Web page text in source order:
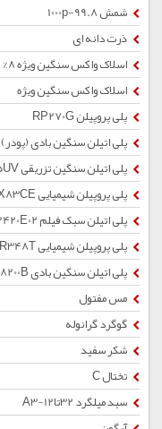
شمش 1000p-99.8
ذرت دانه ای
اسلاک واکس سنگین ویژه 8%
اسلاک واکس سنگین ویژه
پلی پروپیلن RP270G
پلی اتیلن سنگین بادی (پودر) BL4
پلی اتیلن سنگین تزریقی 60505UV
پلی پروپیلن شیمیایی EP2X83CE
پلی اتیلن سبک فیلم 2420E02
پلی پروپیلن شیمیایی ZR348T
پلی اتیلن سنگین بادی 8200B
مس مفتول
گوگرد گرانوله
شکر سفید
تختال C
سبد میلگرد 32تا12-A3